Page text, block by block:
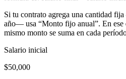
Si tu contrato agrega una cantidad
año— usa “Monto fijo anual”. En ese
mismo monto se suma en cada
Salario inicial
$50,000